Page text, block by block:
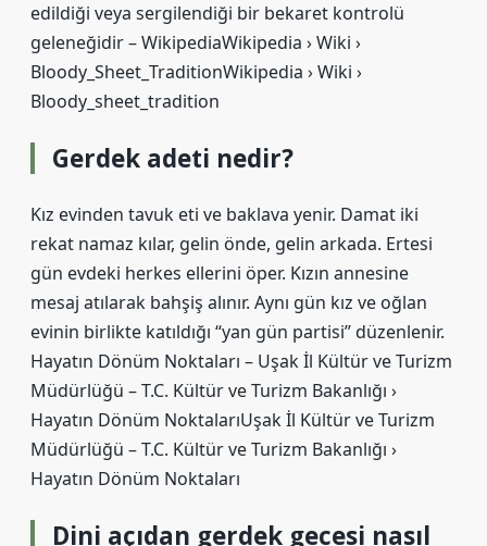
edildiği veya sergilendiği bir bekaret kontrolü
geleneğidir – WikipediaWikipedia › Wiki ›
Bloody_Sheet_TraditionWikipedia › Wiki ›
Bloody_sheet_tradition
Gerdek adeti nedir?
Kız evinden tavuk eti ve baklava yenir. Damat iki
rekat namaz kılar, gelin önde, gelin arkada. Ertesi
gün evdeki herkes ellerini öper. Kızın annesine
mesaj atılarak bahşiş alınır. Aynı gün kız ve oğlan
evinin birlikte katıldığı “yan gün partisi” düzenlenir.
Hayatın Dönüm Noktaları – Uşak İl Kültür ve Turizm
Müdürlüğü – T.C. Kültür ve Turizm Bakanlığı ›
Hayatın Dönüm NoktalarıUşak İl Kültür ve Turizm
Müdürlüğü – T.C. Kültür ve Turizm Bakanlığı ›
Hayatın Dönüm Noktaları
Dini açıdan gerdek gecesi nasıl